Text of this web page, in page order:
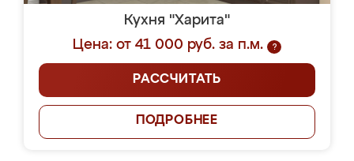
Кухня "Харита"
Цена: от 41 000 руб. за п.м.
?
РАССЧИТАТЬ
ПОДРОБНЕЕ